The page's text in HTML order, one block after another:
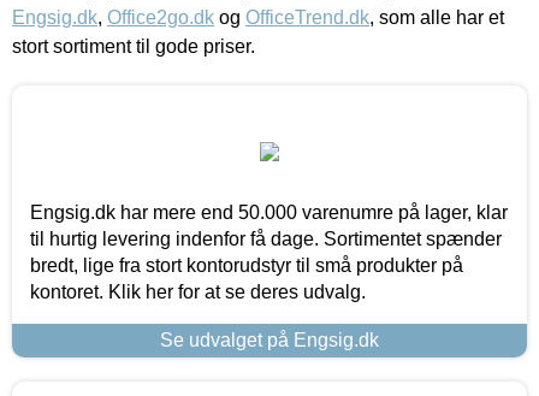
Engsig.dk, Office2go.dk og OfficeTrend.dk, som alle har et
stort sortiment til gode priser.
Engsig.dk har mere end 50.000 varenumre på lager, klar
til hurtig levering indenfor få dage. Sortimentet spænder
bredt, lige fra stort kontorudstyr til små produkter på
kontoret. Klik her for at se deres udvalg.
Se udvalget på Engsig.dk